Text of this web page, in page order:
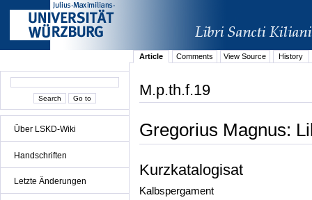
Über LSKD-Wiki
Handschriften
Letzte Änderungen
Article Comments View Source History
M.p.th.f.19
Gregorius Magnus:
Kurzkatalogisat
Kalbspergament